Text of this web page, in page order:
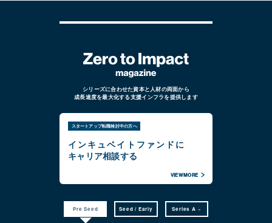
シリーズに合わせた資本と人材の両面から
成長速度を最大化する支援インフラを提供します
スタートアップ転職検討中の方へ
インキュベイトファンドに
キャリア相談する
VIEW MORE
Pre Seed Seed / Early Series A ~